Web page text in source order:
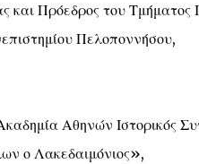
Πρόεδρος του Τμήματος
Πελοποννήσου,
Αθηνών Ιστορικός
ο Λακεδαιμόνιος»,